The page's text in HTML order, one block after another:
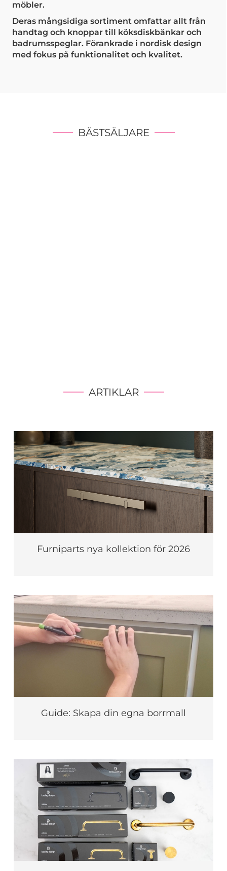
möbler.
Deras mångsidiga sortiment omfattar allt från
handtag och knoppar till köksdiskbänkar och
badrumsspeglar. Förankrade i nordisk design
med fokus på funktionalitet och kvalitet.
BÄSTSÄLJARE
ARTIKLAR
Furniparts nya kollektion för 2026
Guide: Skapa din egna borrmall